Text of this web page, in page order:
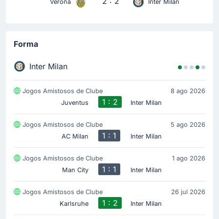
Verona Inter Milan
Forma
Inter Milan
Jogos Amistosos de Clube
8 ago 2026
Juventus
1 : 2 Inter Milan
Jogos Amistosos de Clube
5 ago 2026
AC Milan
1 : 1 Inter Milan
Jogos Amistosos de Clube
1 ago 2026
Man City
1 : 1 Inter Milan
Jogos Amistosos de Clube
26 jul 2026
Karlsruhe
1 : 2 Inter Milan